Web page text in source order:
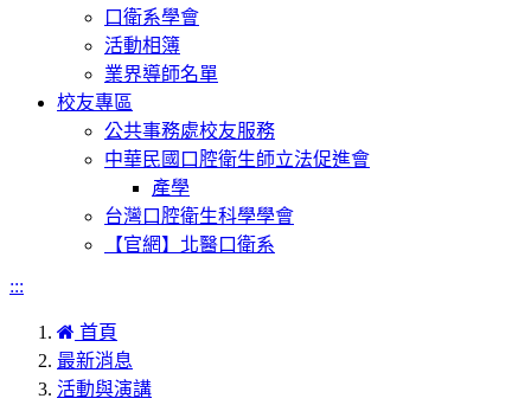
口衛系學會
活動相簿
業界導師名單
校友專區
公共事務處校友服務
中華民國口腔衛生師立法促進會
產學
台灣口腔衛生科學學會
【官網】北醫口衛系
:::
首頁
最新消息
活動與演講